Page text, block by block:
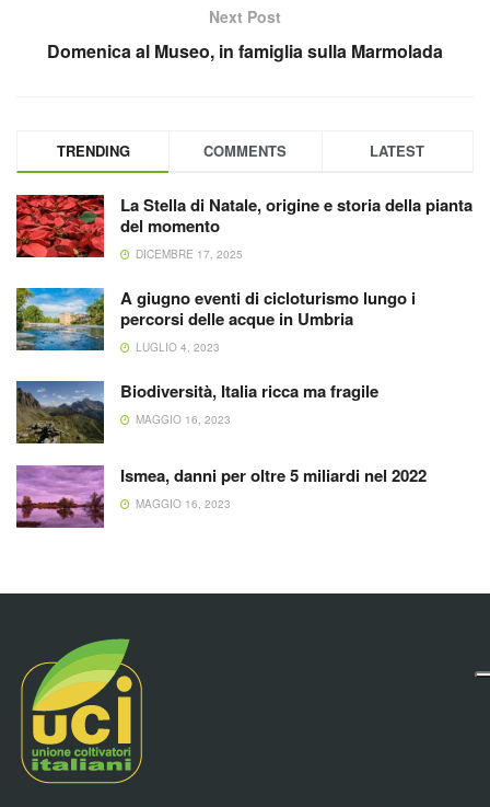
Next Post
Domenica al Museo, in famiglia sulla Marmolada
TRENDING COMMENTS LATEST
La Stella di Natale, origine e storia della pianta
del momento
DICEMBRE 17, 2025
A giugno eventi di cicloturismo lungo i
percorsi delle acque in Umbria
LUGLIO 4, 2023
Biodiversità, Italia ricca ma fragile
MAGGIO 16, 2023
Ismea, danni per oltre 5 miliardi nel 2022
MAGGIO 16, 2023